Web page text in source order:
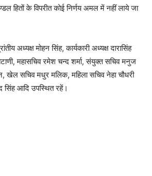
हितों के विपरीत कोई निर्णय अमल में नहीं लाये जा
अध्यक्ष मोहन सिंह, कार्यकारी अध्यक्ष दारासिंह
महासचिव रमेश चन्द शर्मा, संयुक्त सचिव मनुज
खेल सचिव मधुर मलिक, महिला सचिव नेहा चौधरी
सिंह आदि उपस्थित रहें।